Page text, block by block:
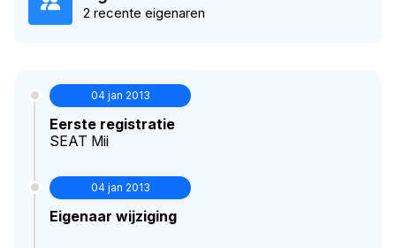
2 recente eigenaren
04 jan 2013
Eerste registratie
SEAT Mii
04 jan 2013
Eigenaar wijziging